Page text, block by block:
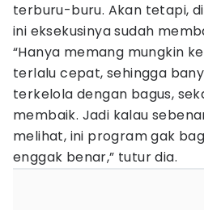
terburu-buru. Akan tetapi,
ini eksekusinya sudah
“Hanya memang mungkin
terlalu cepat, sehingga
terkelola dengan bagus,
membaik. Jadi kalau
melihat, ini program gak
enggak benar,” tutur dia.